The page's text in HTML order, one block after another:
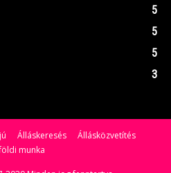
5
5
5
3
Álláskeresés
Állásközvetítés
munka